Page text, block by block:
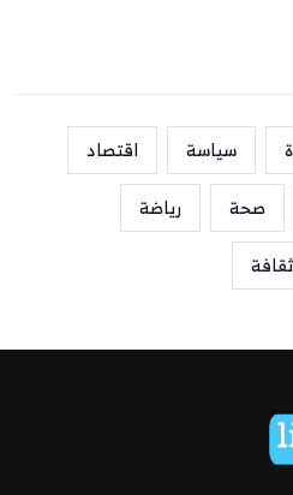
سياسة
اقتصاد
صحة
رياضة
ثقافة